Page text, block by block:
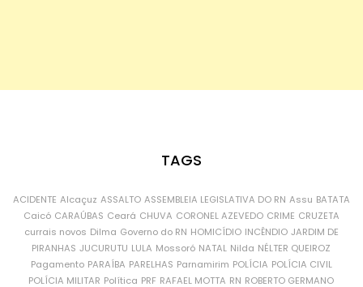
TAGS
ACIDENTE Alcaçuz ASSALTO ASSEMBLEIA LEGISLATIVA DO RN Assu BATATA
Caicó CARAÚBAS Ceará CHUVA CORONEL AZEVEDO CRIME CRUZETA
currais novos Dilma Governo do RN HOMICÍDIO INCÊNDIO JARDIM DE
PIRANHAS JUCURUTU LULA Mossoró NATAL Nilda NÉLTER QUEIROZ
Pagamento PARAÍBA PARELHAS Parnamirim POLÍCIA POLÍCIA CIVIL
POLÍCIA MILITAR Política PRF RAFAEL MOTTA RN ROBERTO GERMANO